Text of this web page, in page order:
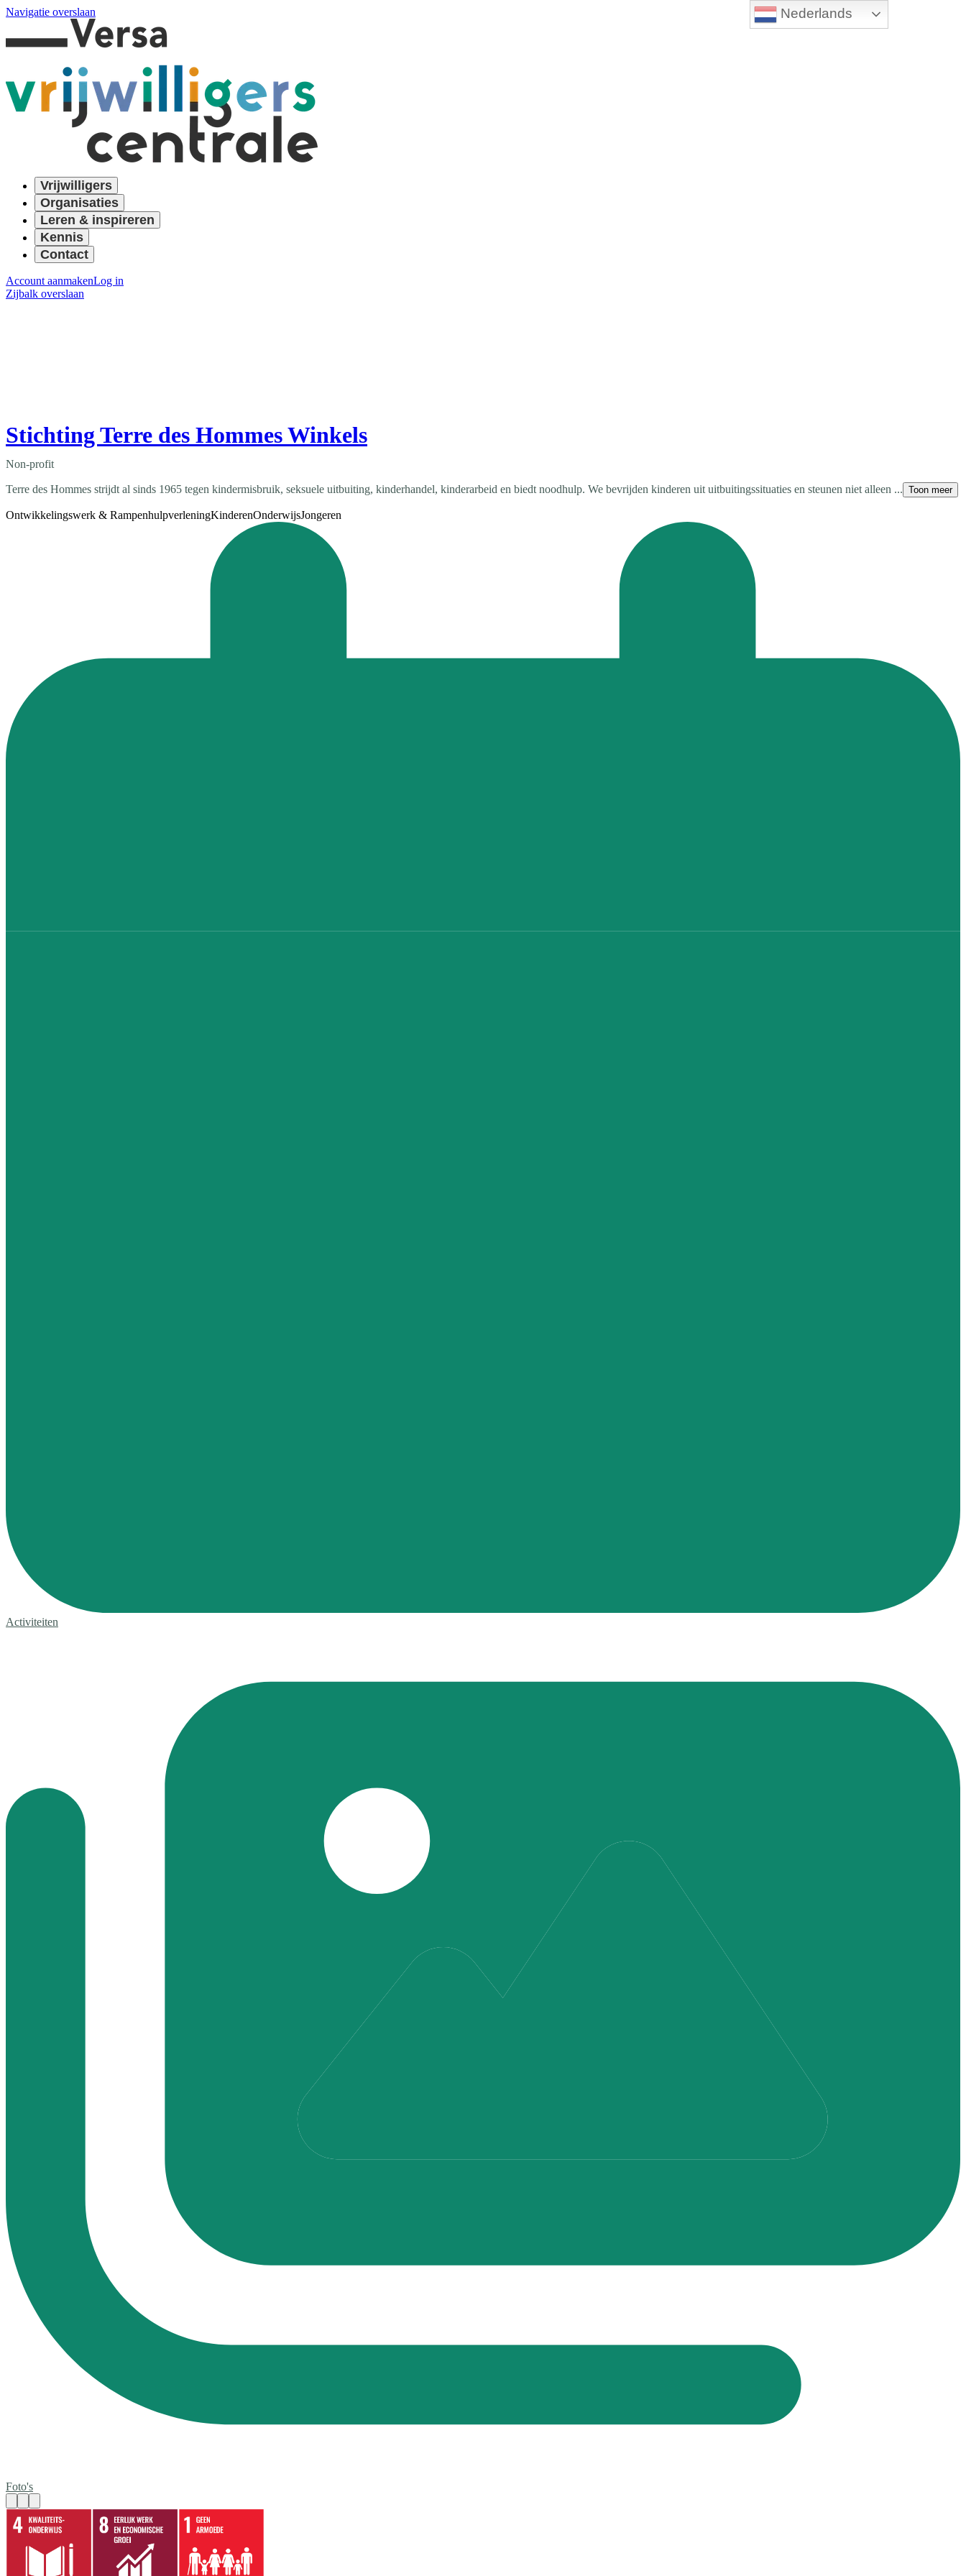
Nederlands
Navigatie overslaan
Vrijwilligers
Organisaties
Leren & inspireren
Kennis
Contact
Account aanmakenLog in
Zijbalk overslaan
Stichting Terre des Hommes Winkels
Non-profit
Terre des Hommes strijdt al sinds 1965 tegen kindermisbruik, seksuele uitbuiting, kinderhandel, kinderarbeid en biedt noodhulp. We bevrijden kinderen uit uitbuitingssituaties en steunen niet alleen ... Toon meer
Ontwikkelingswerk & RampenhulpverleningKinderenOnderwijsJongeren
Activiteiten
Foto's